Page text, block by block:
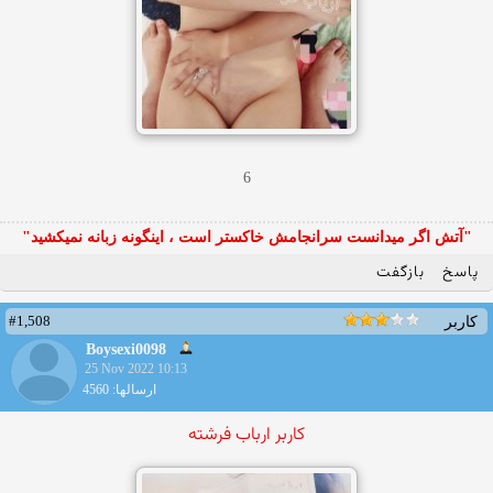
6
"آتش اگر ميدانست سرانجامش خاكستر است ، اينگونه زبانه نميكشيد"
پاسخ بازگفت
کاربر
#1,508
Boysexi0098
25 Nov 2022 10:13
ارسالها: 4560
کاربر ارباب فرشته